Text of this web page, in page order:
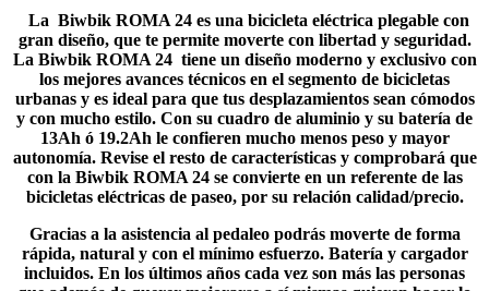
La Biwbik ROMA 24 es una bicicleta eléctrica plegable con
gran diseño, que te permite movertecon libertad y seguridad.
La Biwbik ROMA 24 tiene un diseño moderno y exclusivo con
los mejores avances técnicos en el segmento de bicicletas
urbanas y esideal para que tus desplazamientos sean cómodos
y con mucho estilo. Con su cuadro de aluminio y su batería de
13Ah ó 19.2Ah le confieren mucho menos peso y mayor
autonomía. Revise el resto de características y comprobará que
con la Biwbik ROMA 24se convierte en un referente de las
bicicletas eléctricas de paseo, por su relación calidad/precio.
Gracias a la asistencia al pedaleo podrás moverte de forma
rápida, natural y con el mínimo esfuerzo. Batería y cargador
incluidos. En los últimos años cada vez son más las personas